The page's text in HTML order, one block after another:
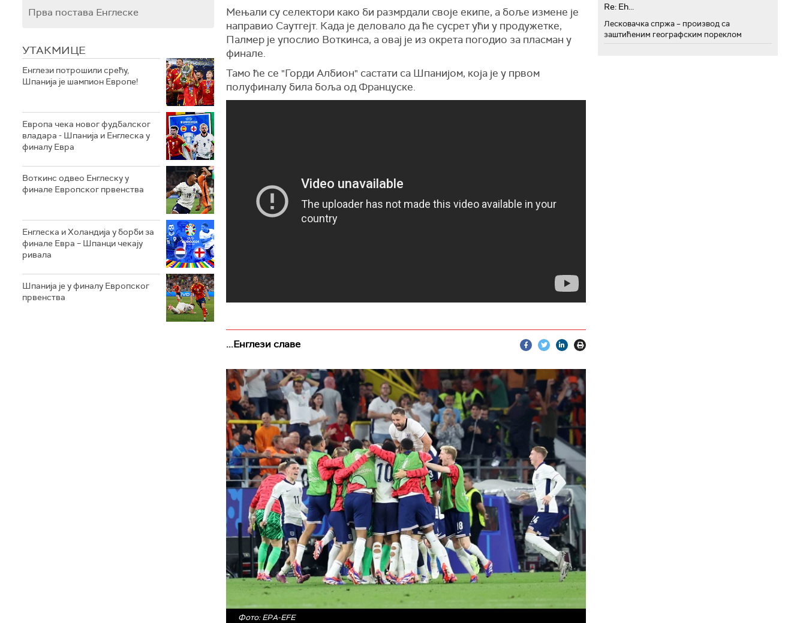
Прва постава Енглеске
УТАКМИЦЕ
Енглези потрошили срећу,
Шпанија је шампион Европе!
Европа чека новог фудбалског
владара - Шпанија и Енглеска у
финалу Евра
Воткинс одвео Енглеску у
финале Европског првенства
Енглеска и Холандија у борби за
финале Евра – Шпанци чекају
ривала
Шпанија је у финалу Европског
првенства
Мењали су селектори како би размрдали своје екипе, а боље измене је
направио Саутгејт. Када је деловало да ће сусрет ући у продужетке,
Палмер је упослио Воткинса, а овај је из окрета погодио за пласман у
финале.
Тамо ће се "Горди Албион" састати са Шпанијом, која је у првом
полуфиналу била боља од Француске.
...Енглези славе
Фото: EPA-EFE
Re: Eh...
Лесковачка спржа – производ са
заштићеним географским пореклом